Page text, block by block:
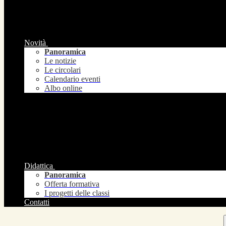
Novità
Panoramica
Le notizie
Le circolari
Calendario eventi
Albo online
Didattica
Panoramica
Offerta formativa
I progetti delle classi
Contatti